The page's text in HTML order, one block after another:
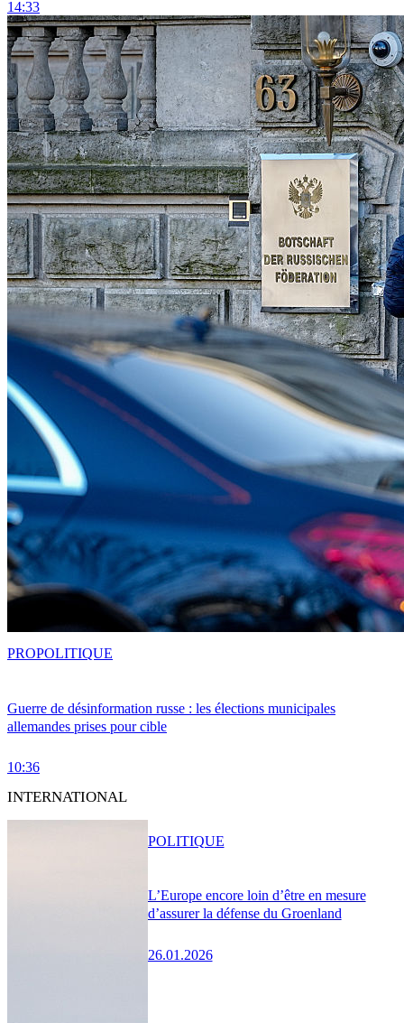
14:33
Guerre de désinformation russe : les élections municipales
allemandes prises pour cible
10:36
PROPOLITIQUE
INTERNATIONAL
L’Europe encore loin d’être en mesure
d’assurer la défense du Groenland
26.01.2026
POLITIQUE